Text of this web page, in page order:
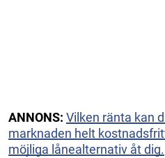
ANNONS: Vilken ränta kan
marknaden helt
möjliga lånealternativ åt dig.